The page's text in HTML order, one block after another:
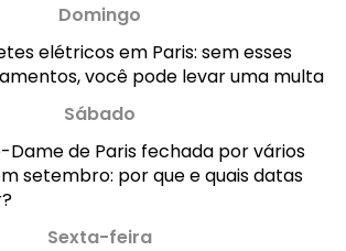
Domingo
elétricos em Paris: sem esses
você pode levar uma multa
Sábado
Dame de Paris fechada por vários
setembro: por que e quais datas
Sexta-feira